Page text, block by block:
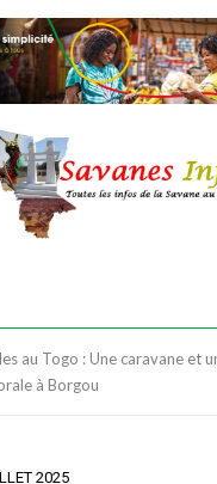
au Togo : Une caravane et
à Borgou
2025